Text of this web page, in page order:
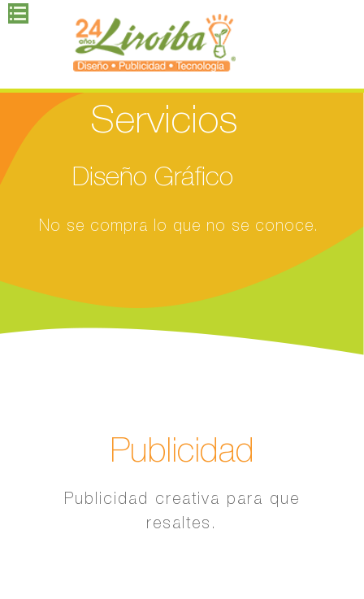
Servicios
Diseño Gráfico
No se compra lo que no se conoce.
Publicidad
Publicidad creativa para que
resaltes.